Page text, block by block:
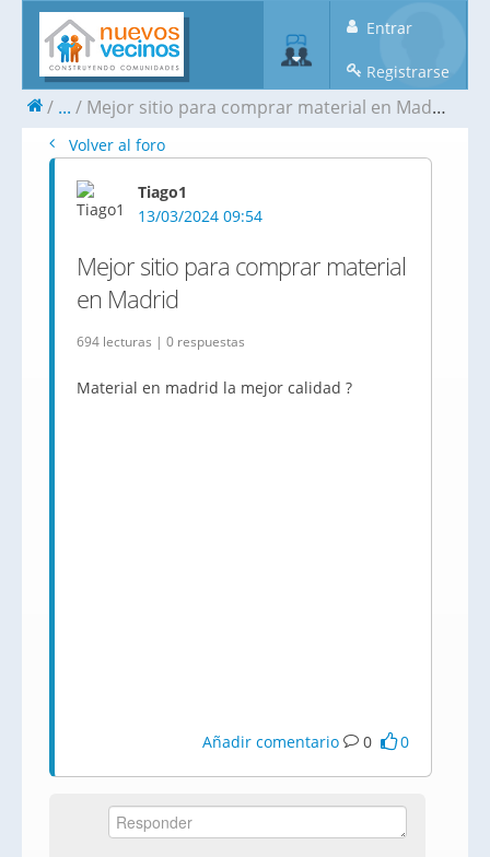
Entrar
Registrarse
... Mejor sitio para comprar material en Madrid
Volver al foro
Tiago1
13/03/2024 09:54
Mejor sitio para comprar material
en Madrid
694 lecturas | 0 respuestas
Material en madrid la mejor calidad ?
Añadir comentario 0 0